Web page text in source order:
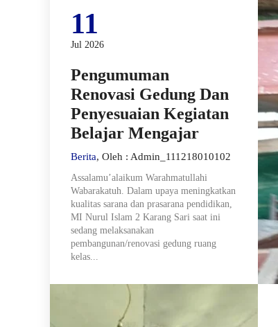
11
Jul 2026
Pengumuman
Renovasi Gedung Dan
Penyesuaian Kegiatan
Belajar Mengajar
Berita, Oleh : Admin_111218010102
Assalamu’alaikum Warahmatullahi
Wabarakatuh. Dalam upaya meningkatkan
kualitas sarana dan prasarana pendidikan,
MI Nurul Islam 2 Karang Sari saat ini
sedang melaksanakan
pembangunan/renovasi gedung ruang
kelas...